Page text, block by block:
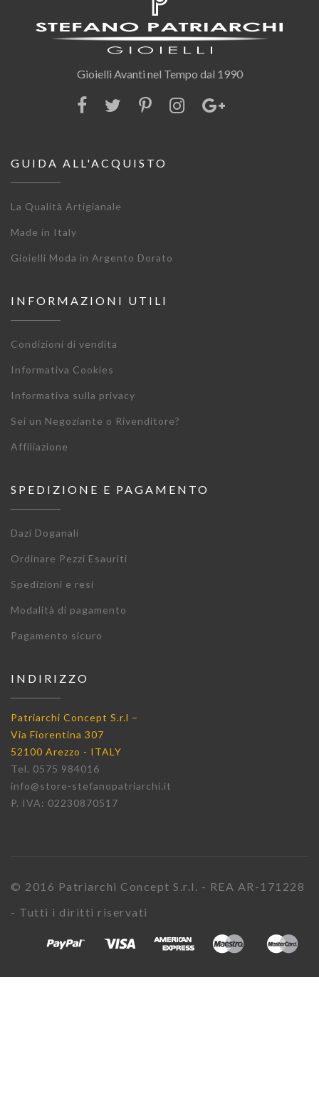
Gioielli Avanti nel Tempo dal 1990
GUIDA ALL'ACQUISTO
La Qualità Artigianale
Made in Italy
Gioielli Moda in Argento Dorato
INFORMAZIONI UTILI
Condizioni di vendita
Informativa Cookies
Informativa sulla privacy
Sei un Negoziante o Rivenditore?
Affiliazione
SPEDIZIONE E PAGAMENTO
Dazi Doganali
Ordinare Pezzi Esauriti
Spedizioni e resi
Modalità di pagamento
Pagamento sicuro
INDIRIZZO
Patriarchi Concept S.r.l –
Via Fiorentina 307
52100 Arezzo - ITALY
Tel. 0575 984016
info@store-stefanopatriarchi.it
P. IVA: 02230870517
© 2016 Patriarchi Concept S.r.l. - REA AR-171228
- Tutti i diritti riservati